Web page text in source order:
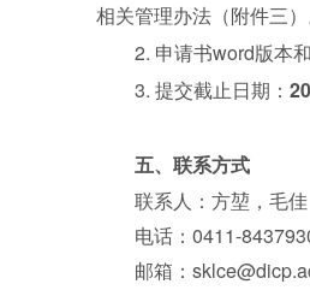
相关管理办法（附件三）
2. 申请书word版本
3. 提交截止日期：
五、联系方式
联系人：方堃，毛佳
电话：0411-
邮箱：